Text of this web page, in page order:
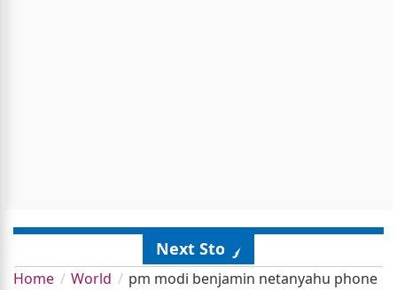
Next Story
Home World
pm modi benjamin netanyahu phone